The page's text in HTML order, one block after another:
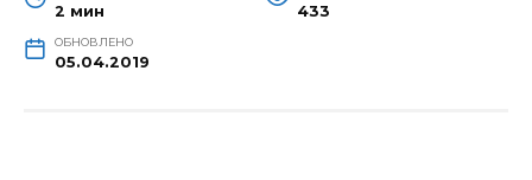
2 мин 433
ОБНОВЛЕНО
05.04.2019